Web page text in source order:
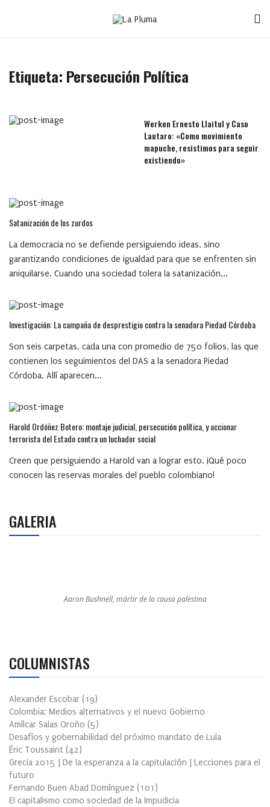
Etiqueta: Persecución Política
Werken Ernesto Llaitul y Caso
Lautaro: «Como movimiento
mapuche, resistimos para seguir
existiendo»
Satanización de los zurdos
La democracia no se defiende persiguiendo ideas, sino
garantizando condiciones de igualdad para que se enfrenten sin
aniquilarse. Cuando una sociedad tolera la satanización...
Investigación: La campaña de desprestigio contra la senadora Piedad Córdoba
Son seis carpetas, cada una con promedio de 750 folios, las que
contienen los seguimientos del DAS a la senadora Piedad
Córdoba. Allí aparecen...
Harold Ordóñez Botero: montaje judicial, persecución política, y accionar
terrorista del Estado contra un luchador social
Creen que persiguiendo a Harold van a lograr esto. ¡Qué poco
conocen las reservas morales del pueblo colombiano!
GALERIA
Aaron Bushnell, mártir de la causa palestina
COLUMNISTAS
Alexander Escobar (19)
Colombia: Medios alternativos y el nuevo Gobierno
Amílcar Salas Oroño (5)
Desafíos y gobernabilidad del próximo mandato de Lula
Éric Toussaint (42)
Grecia 2015 | De la esperanza a la capitulación | Lecciones para el
futuro
Fernando Buen Abad Domínguez (101 )
El capitalismo como sociedad de la Impudicia